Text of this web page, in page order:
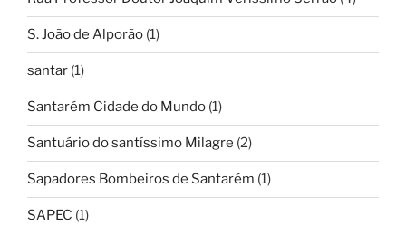
S. João de Alporão (1)
santar (1)
Santarém Cidade do Mundo (1)
Santuário do santíssimo Milagre (2)
Sapadores Bombeiros de Santarém (1)
SAPEC (1)